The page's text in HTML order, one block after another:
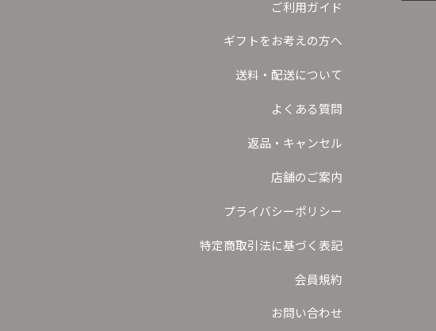
ご利用ガイド
ギフトをお考えの方へ
送料・配送について
よくある質問
返品・キャンセル
店舗のご案内
プライバシーポリシー
特定商取引法に基づく表記
会員規約
お問い合わせ